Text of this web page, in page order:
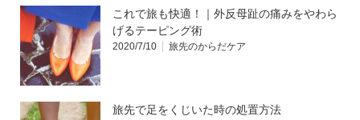
これで旅も快適！｜外反母趾の痛みをやわら
げるテーピング術
2020/7/10 旅先のからだケア
旅先で足をくじいた時の処置方法